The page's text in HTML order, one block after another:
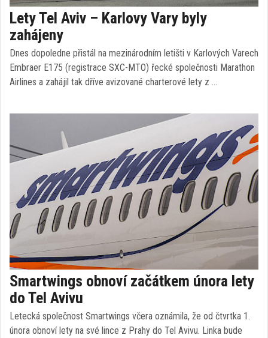
Lety Tel Aviv – Karlovy Vary byly
zahájeny
Dnes dopoledne přistál na mezinárodním letišti v Karlových Varech
Embraer E175 (registrace SXC-MTO) řecké společnosti Marathon
Airlines a zahájil tak dříve avizované charterové lety z …
Smartwings obnoví začátkem února lety
do Tel Avivu
Letecká společnost Smartwings včera oznámila, že od čtvrtka 1.
února obnoví lety na své lince z Prahy do Tel Avivu. Linka bude